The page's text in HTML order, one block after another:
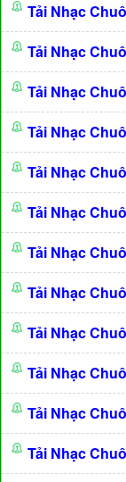
Tải Nhạc
Tải Nhạc
Tải Nhạc
Tải Nhạc
Tải Nhạc
Tải Nhạc
Tải Nhạc
Tải Nhạc
Tải Nhạc
Tải Nhạc
Tải Nhạc
Tải Nhạc